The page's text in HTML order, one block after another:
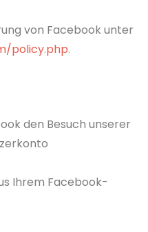
von Facebook unter
policy.php.
den Besuch unserer
Ihrem Facebook-